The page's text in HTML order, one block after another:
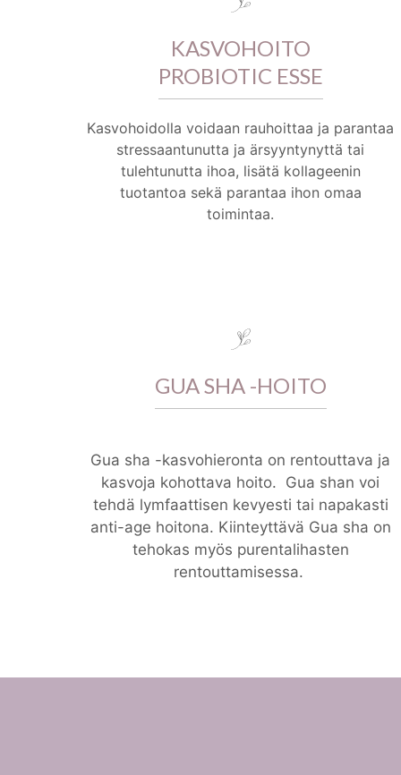
KASVOHOITO
PROBIOTIC ESSE
Kasvohoidolla voidaan rauhoittaa ja parantaa
stressaantunutta ja ärsyyntynyttä tai
tulehtunutta ihoa, lisätä kollageenin
tuotantoa sekä parantaa ihon omaa
toimintaa.
GUA SHA -HOITO
Gua sha -kasvohieronta on rentouttava ja
kasvoja kohottava hoito. Gua shan voi
tehdä lymfaattisen kevyesti tai napakasti
anti-age hoitona. Kiinteyttävä Gua sha on
tehokas myös purentalihasten
rentouttamisessa.